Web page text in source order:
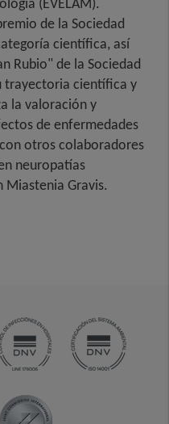
de la Sociedad
científica, así
Rubio" de la Sociedad
trayectoria científica y
la valoración y
de enfermedades
otros colaboradores
neuropatías
Miastenia Gravis.